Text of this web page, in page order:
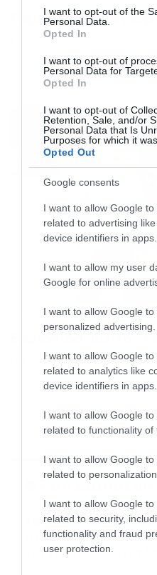
consent section.
I want to opt-out of the
Personal Data.
Opted In
I want to opt-out of
Personal Data for
Opted In
I want to opt-out of
Retention, Sale, and/or
Personal Data that Is
Purposes for which it
Opted Out
Google consents
I want to allow Google
related to advertising
device identifiers in apps.
I want to allow my user
Google for online
I want to allow Google to
personalized advertising.
I want to allow Google
related to analytics like
device identifiers in apps.
I want to allow Google
related to functionality of
I want to allow Google
related to personalization.
I want to allow Google
related to security,
functionality and fraud
user protection.
Ερμιονίδα:
Ευχάριστα τα νέα στο
αφού πλέον συμμετέχουν
Αλεξάνταρ Στοϊμίροβιτς
Ρομπέρτο Μπολάνο είδε με
πραγμάτων θα βρίσκονται
Ερμιονίδας τόσο για τον
τον Απόλλωνα Σμύρνης
31/07/2014 17:27
Ερμιονίδα: Διπλό
Η Ένωση Ερμιονίδας
μεταγραφικές κινήσεις,
τον Αλεξάνταρ
Στοϊμίροβιτς. Ο 32χρονος
του δεξιού εξτρέμ και
αγωνιστική περίοδο. Ο
Γυφτόκωστας […]
Ροή Ειδήσεων
Καιρός
Η προοπτική
τον Σάκη